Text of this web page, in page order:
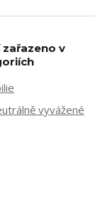
zařazeno v
vyvážené